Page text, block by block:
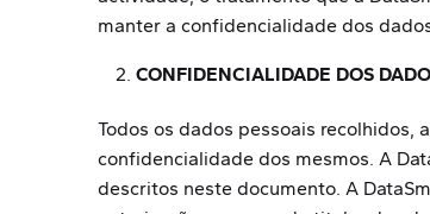
manter a confidencialidade dos
CONFIDENCIALIDADE DOS
Todos os dados pessoais
confidencialidade dos mesmos. A
descritos neste documento. A